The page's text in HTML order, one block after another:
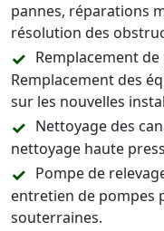
pannes, réparations
résolution des
Remplacement
Remplacement des
sur les nouvelles
Nettoyage des
nettoyage haute
Pompe de
entretien de pompes
souterraines.